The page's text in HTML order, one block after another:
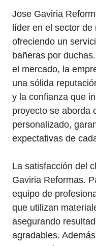
Jose Gaviria
líder en el sector de
ofreciendo un
bañeras por
el mercado, la
una sólida
y la confianza que
proyecto se aborda
personalizado,
expectativas de
La satisfacción del
Gaviria Reformas.
equipo de
que utilizan
asegurando
agradables.